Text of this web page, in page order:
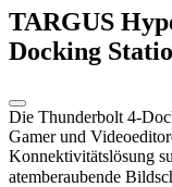
TARGUS
Docking
Die Thunderbolt 4-
Gamer und
Konnektivitätslösung
atemberaubende